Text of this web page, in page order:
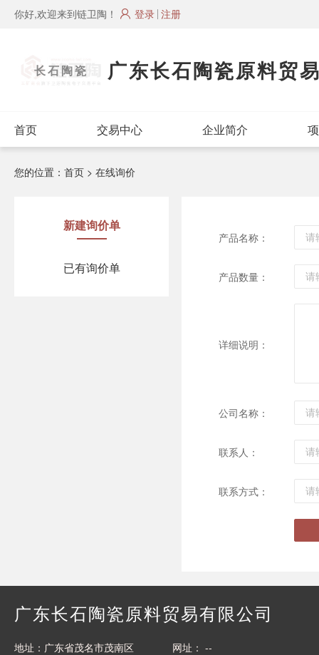
你好,欢迎来到链卫陶！ 登录 注册
长石陶瓷 广东长石陶瓷原料贸
首页 交易中心 企业简介
您的位置： 首页 > 在线询价
新建询价单
已有询价单
产品名称：
产品数量：
详细说明：
公司名称：
联系人：
联系方式：
广东长石陶瓷原料贸易有限公司
地址：广东省茂名市茂南区 网址： --